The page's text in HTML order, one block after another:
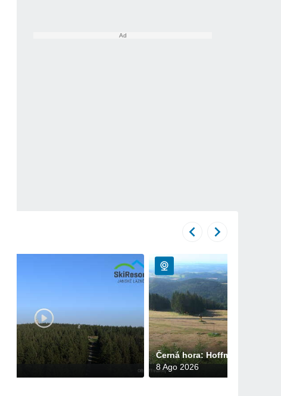
Černá hora: Hoffmanky
8 Ago 2026